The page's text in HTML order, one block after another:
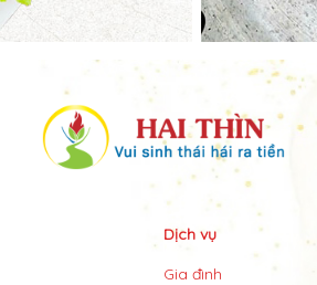
Dịch vụ
Gia đình